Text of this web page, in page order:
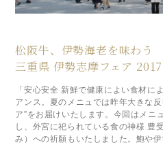
松阪牛、伊勢海老を味わう
三重県 伊勢志摩フェア 2017
「安心安全 新鮮で健康によい食材に
アンス。夏のメニュでは昨年大きな
ア”をお届けいたします。今回はメニ
し、外宮に祀られている食の神様 豊
み）への祈願もいたしました。鮑や